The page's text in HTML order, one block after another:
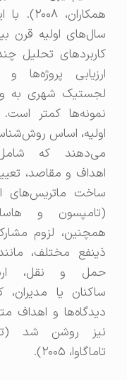
همکاران، ۲۰۰۸).
سال‌های اولیه قرن
کاربردهای تحلیل
ارزیابی پروژه‌ها و
لجستیک شهری به
نمونه‌ها کمتر است.
اولیه، اساس روش‌شناسی
می‌دهند که شامل
اهداف و مقاصد، تعیین
ساخت ماتریس‌های
همچنین، لزوم مشارکت
ذینفع مختلف، مانند
حمل و نقل،
ساکنان یا مدیران، که
دیدگاه‌ها و اهداف
نیز روشن شد
تاماگاوا، ۲۰۰۵).